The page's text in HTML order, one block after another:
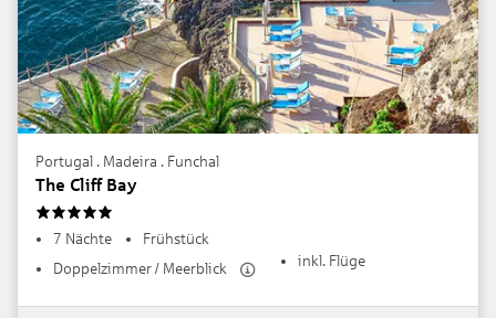
Portugal . Madeira . Funchal
The Cliff Bay
7 Nächte
Frühstück
Doppelzimmer / Meerblick
inkl. Flüge